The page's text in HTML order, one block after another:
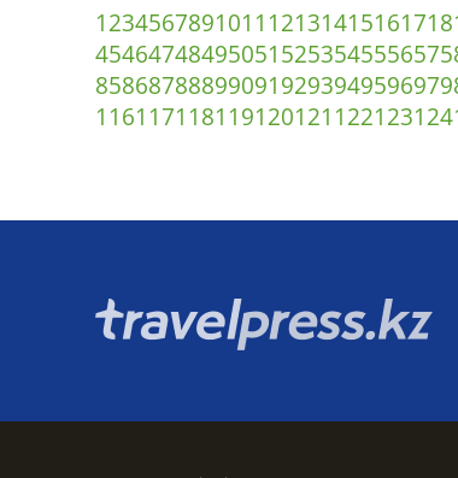
1234567891011 12131415161718
45464748495051525354555657
85868788899091929394959697
116117118119120121 122123124